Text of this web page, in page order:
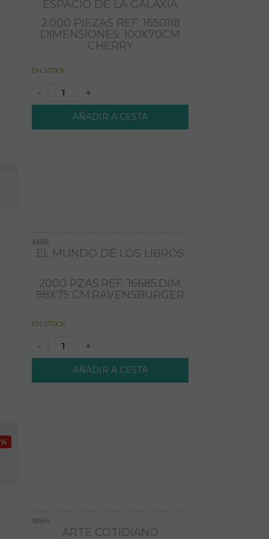
ESPACIO DE LA GALAXIA
2.000 PIEZAS REF: 1650118
DIMENSIONES: 100X70CM
CHERRY
EN STOCK
- +
AÑADIR A CESTA
16685
EL MUNDO DE LOS LIBROS
2000 PZAS.REF: 16685.DIM:
98X75 CM.RAVENSBURGER
EN STOCK
- +
AÑADIR A CESTA
16954
ARTE COTIDIANO